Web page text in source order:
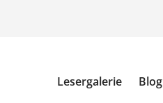
Lesergalerie Blog